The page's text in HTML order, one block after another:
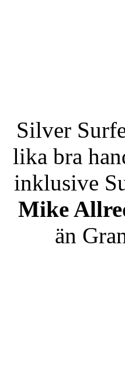
Silver
lika bra
inklusive
Mike
än